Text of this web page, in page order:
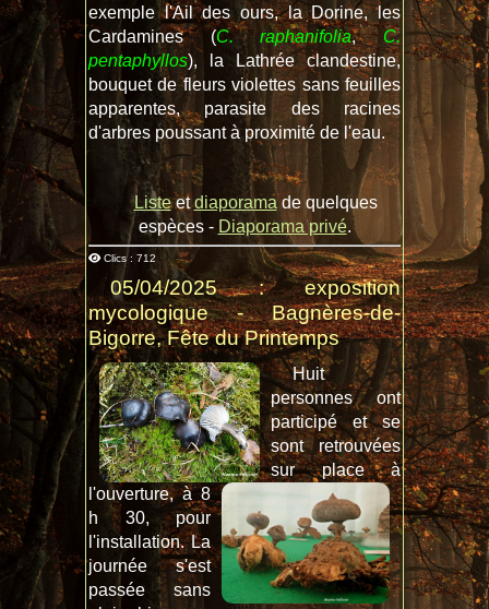
exemple l'Ail des ours, la Dorine, les
Cardamines (C. raphanifolia,C.
pentaphyllos), la Lathrée clandestine,
bouquet de fleurs violettes sans feuilles
apparentes, parasite des racines
d'arbres poussant à proximité de l'eau.
Listeetdiaporamade quelques
espèces - Diaporama privé.
Clics : 712
05/04/2025 : exposition
mycologique - Bagnères-de-
Bigorre, Fête du Printemps
Huit
personnes ont
participé et se
sont retrouvées
sur place à
l'ouverture, à 8
h 30, pour
l'installation. La
journée s'est
passée sans